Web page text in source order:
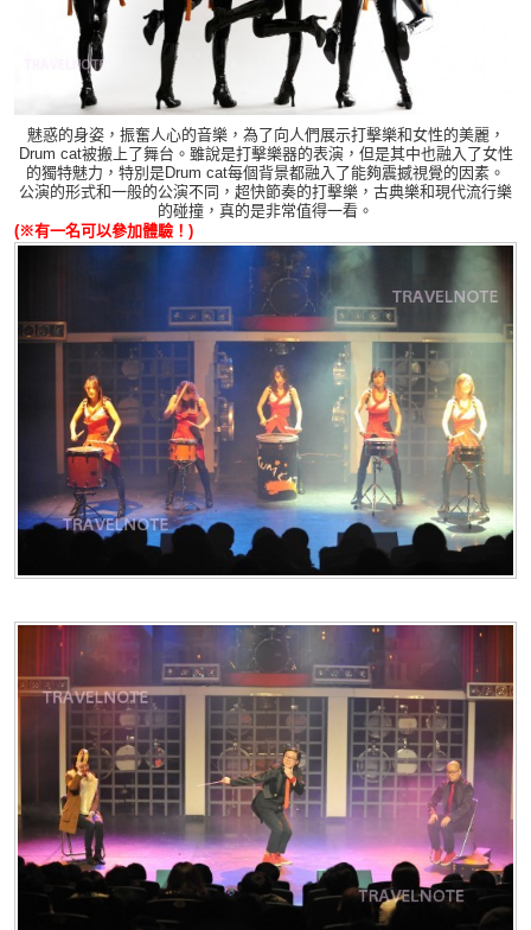
魅惑的身姿，振奮人心的音樂，為了向人們展示打擊樂和女性的美麗，
Drum cat被搬上了舞台。雖說是打擊樂器的表演，但是其中也融入了女性
的獨特魅力，特別是Drum cat每個背景都融入了能夠震撼視覺的因素。
公演的形式和一般的公演不同，超快節奏的打擊樂，古典樂和現代流行樂
的碰撞，真的是非常值得一看。
(※有一名可以參加體驗！)